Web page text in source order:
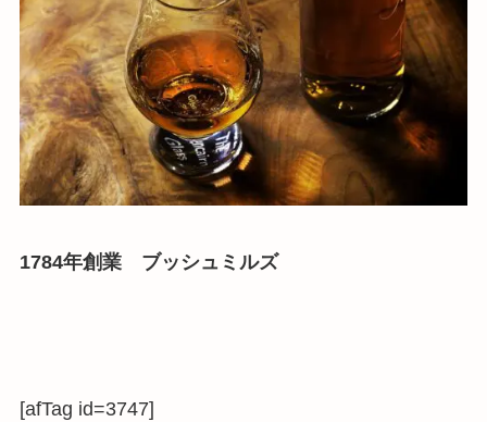
1784年創業 ブッシュミルズ
[afTag id=3747]